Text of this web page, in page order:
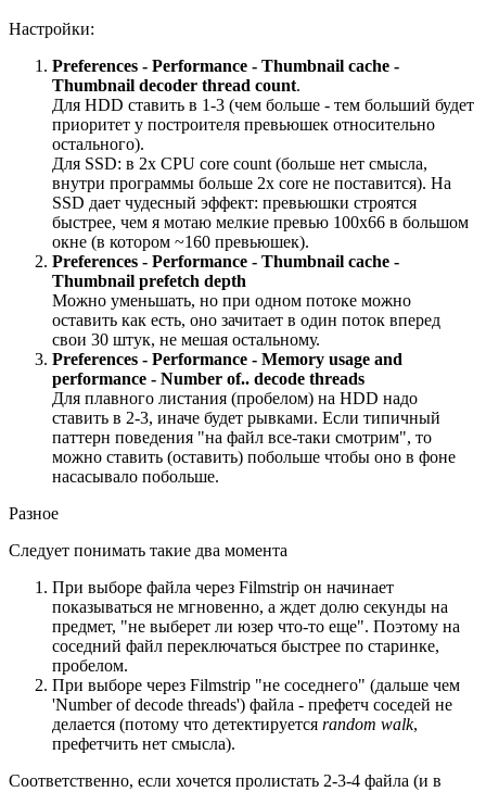
Настройки:
Preferences - Performance - Thumbnail cache -
Thumbnail decoder thread count.
Для HDD ставить в 1-3 (чем больше - тем больший будет
приоритет у построителя превьюшек относительно
остального).
Для SSD: в 2x CPU core count (больше нет смысла,
внутри программы больше 2x core не поставится). На
SSD дает чудесный эффект: превьюшки строятся
быстрее, чем я мотаю мелкие превью 100x66 в большом
окне (в котором ~160 превьюшек).
Preferences - Performance - Thumbnail cache -
Thumbnail prefetch depth
Можно уменьшать, но при одном потоке можно
оставить как есть, оно зачитает в один поток вперед
свои 30 штук, не мешая остальному.
Preferences - Performance - Memory usage and
performance - Number of.. decode threads
Для плавного листания (пробелом) на HDD надо
ставить в 2-3, иначе будет рывками. Если типичный
паттерн поведения "на файл все-таки смотрим", то
можно ставить (оставить) побольше чтобы оно в фоне
насасывало побольше.
Разное
Следует понимать такие два момента
При выборе файла через Filmstrip он начинает
показываться не мгновенно, а ждет долю секунды на
предмет, "не выберет ли юзер что-то еще". Поэтому на
соседний файл переключаться быстрее по старинке,
пробелом.
При выборе через Filmstrip "не соседнего" (дальше чем
'Number of decode threads') файла - префетч соседей не
делается (потому что детектируется random walk,
префетчить нет смысла).
Соответственно, если хочется пролистать 2-3-4 файла (и в